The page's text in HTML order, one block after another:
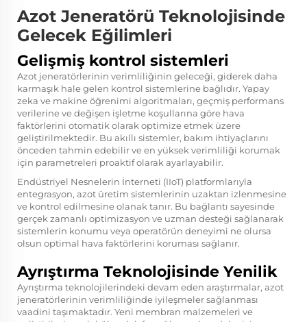
Azot Jeneratörü Teknolojisinde
Gelecek Eğilimleri
Gelişmiş kontrol sistemleri
Azot jeneratörlerinin verimliliğinin geleceği, giderek daha
karmaşık hale gelen kontrol sistemlerine bağlıdır. Yapay
zeka ve makine öğrenimi algoritmaları, geçmiş performans
verilerine ve değişen işletme koşullarına göre hava
faktörlerini otomatik olarak optimize etmek üzere
geliştirilmektedir. Bu akıllı sistemler, bakım ihtiyaçlarını
önceden tahmin edebilir ve en yüksek verimliliği korumak
için parametreleri proaktif olarak ayarlayabilir.
Endüstriyel Nesnelerin İnterneti (IIoT) platformlarıyla
entegrasyon, azot üretim sistemlerinin uzaktan izlenmesine
ve kontrol edilmesine olanak tanır. Bu bağlantı sayesinde
gerçek zamanlı optimizasyon ve uzman desteği sağlanarak
sistemlerin konumu veya operatörün deneyimi ne olursa
olsun optimal hava faktörlerini koruması sağlanır.
Ayrıştırma Teknolojisinde Yenilik
Ayrıştırma teknolojilerindeki devam eden araştırmalar, azot
jeneratörlerinin verimliliğinde iyileşmeler sağlanması
vaadini taşımaktadır. Yeni membran malzemeleri ve